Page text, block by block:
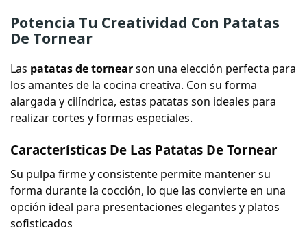
Potencia Tu Creatividad Con Patatas
De Tornear
Las patatas de tornearson una elección perfecta para
los amantes de la cocina creativa. Con su forma
alargada y cilíndrica, estas patatas son ideales para
realizar cortes y formas especiales.
Características De Las Patatas De Tornear
Su pulpa firme y consistente permite mantener su
forma durante la cocción, lo que las convierte en una
opción ideal para presentaciones elegantes y platos
sofisticados